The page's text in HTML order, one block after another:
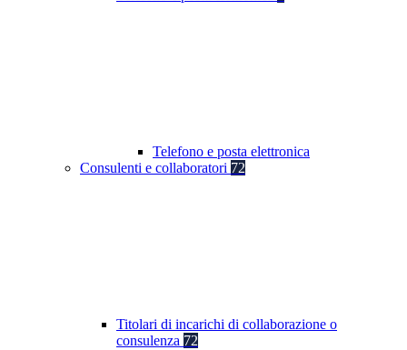
Telefono e posta elettronica
Consulenti e collaboratori 72
Titolari di incarichi di collaborazione o
consulenza 72